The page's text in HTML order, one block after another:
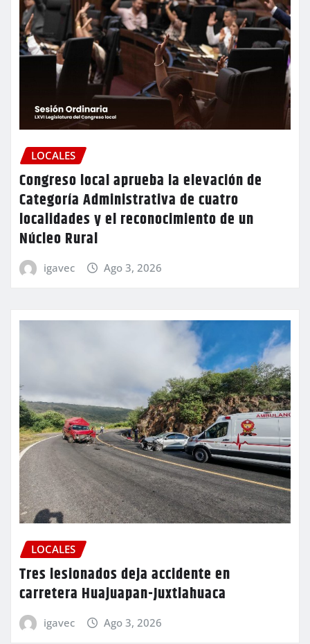
LOCALES
Congreso local aprueba la elevación de
Categoría Administrativa de cuatro
localidades y el reconocimiento de un
Núcleo Rural
igavec Ago 3, 2026
LOCALES
Tres lesionados deja accidente en
carretera Huajuapan-Juxtlahuaca
igavec Ago 3, 2026